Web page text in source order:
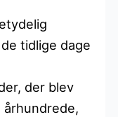
tidlige dage
der blev